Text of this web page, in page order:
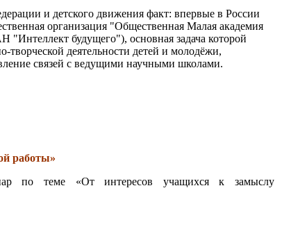
и детского движения факт: впервые в России
организация "Общественная Малая академия
будущего"), основная задача которой
творческой деятельности детей и молодёжи,
связей с ведущими научными школами.
работы»
по теме «От интересов учащихся к замыслу